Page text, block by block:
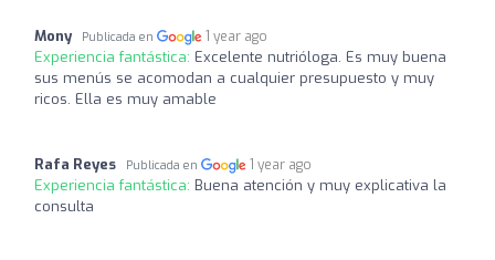
Mony Publicada en 1 year ago
Experiencia fantástica: Excelente nutrióloga. Es muy buena
sus menús se acomodan a cualquier presupuesto y muy
ricos. Ella es muy amable
Rafa Reyes Publicada en 1 year ago
Experiencia fantástica: Buena atención y muy explicativa la
consulta